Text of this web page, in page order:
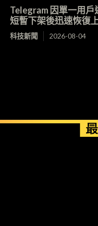
Telegram 因單一用
短暫下架後迅速恢復
科技新聞 2026-08-04